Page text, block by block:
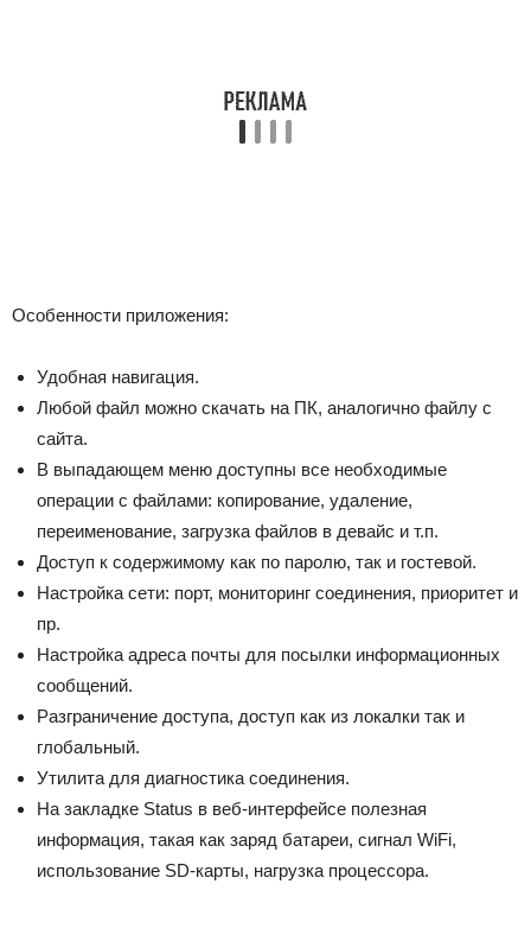
Особенности приложения:
Удобная навигация.
Любой файл можно скачать на ПК, аналогично файлу с
сайта.
В выпадающем меню доступны все необходимые
операции с файлами: копирование, удаление,
переименование, загрузка файлов в девайс и т.п.
Доступ к содержимому как по паролю, так и гостевой.
Настройка сети: порт, мониторинг соединения, приоритет и
пр.
Настройка адреса почты для посылки информационных
сообщений.
Разграничение доступа, доступ как из локалки так и
глобальный.
Утилита для диагностика соединения.
На закладке Status в веб-интерфейсе полезная
информация, такая как заряд батареи, сигнал WiFi,
использование SD-карты, нагрузка процессора.